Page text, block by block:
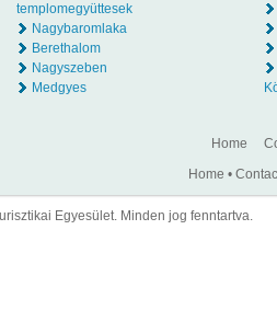
templomegyüttesek
Nagybaromlaka
Berethalom
Nagyszeben
Medgyes
Home
Home •
Egyesület. Minden jog fenntartva.